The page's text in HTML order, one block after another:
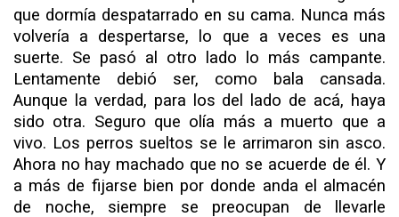
que dormía despatarrado en su cama. Nunca más
volvería a despertarse, lo que a veces es una
suerte. Se pasó al otro lado lo más campante.
Lentamente debió ser, como bala cansada.
Aunque la verdad, para los del lado de acá, haya
sido otra. Se­guro que olía más a muerto que a
vivo. Los perros sueltos se le arrimaron sin asco.
Ahora no hay machado que no se acuerde de él. Y
a más de fijarse bien por donde anda el alma­cén
de noche, siempre se preocupan de llevarle